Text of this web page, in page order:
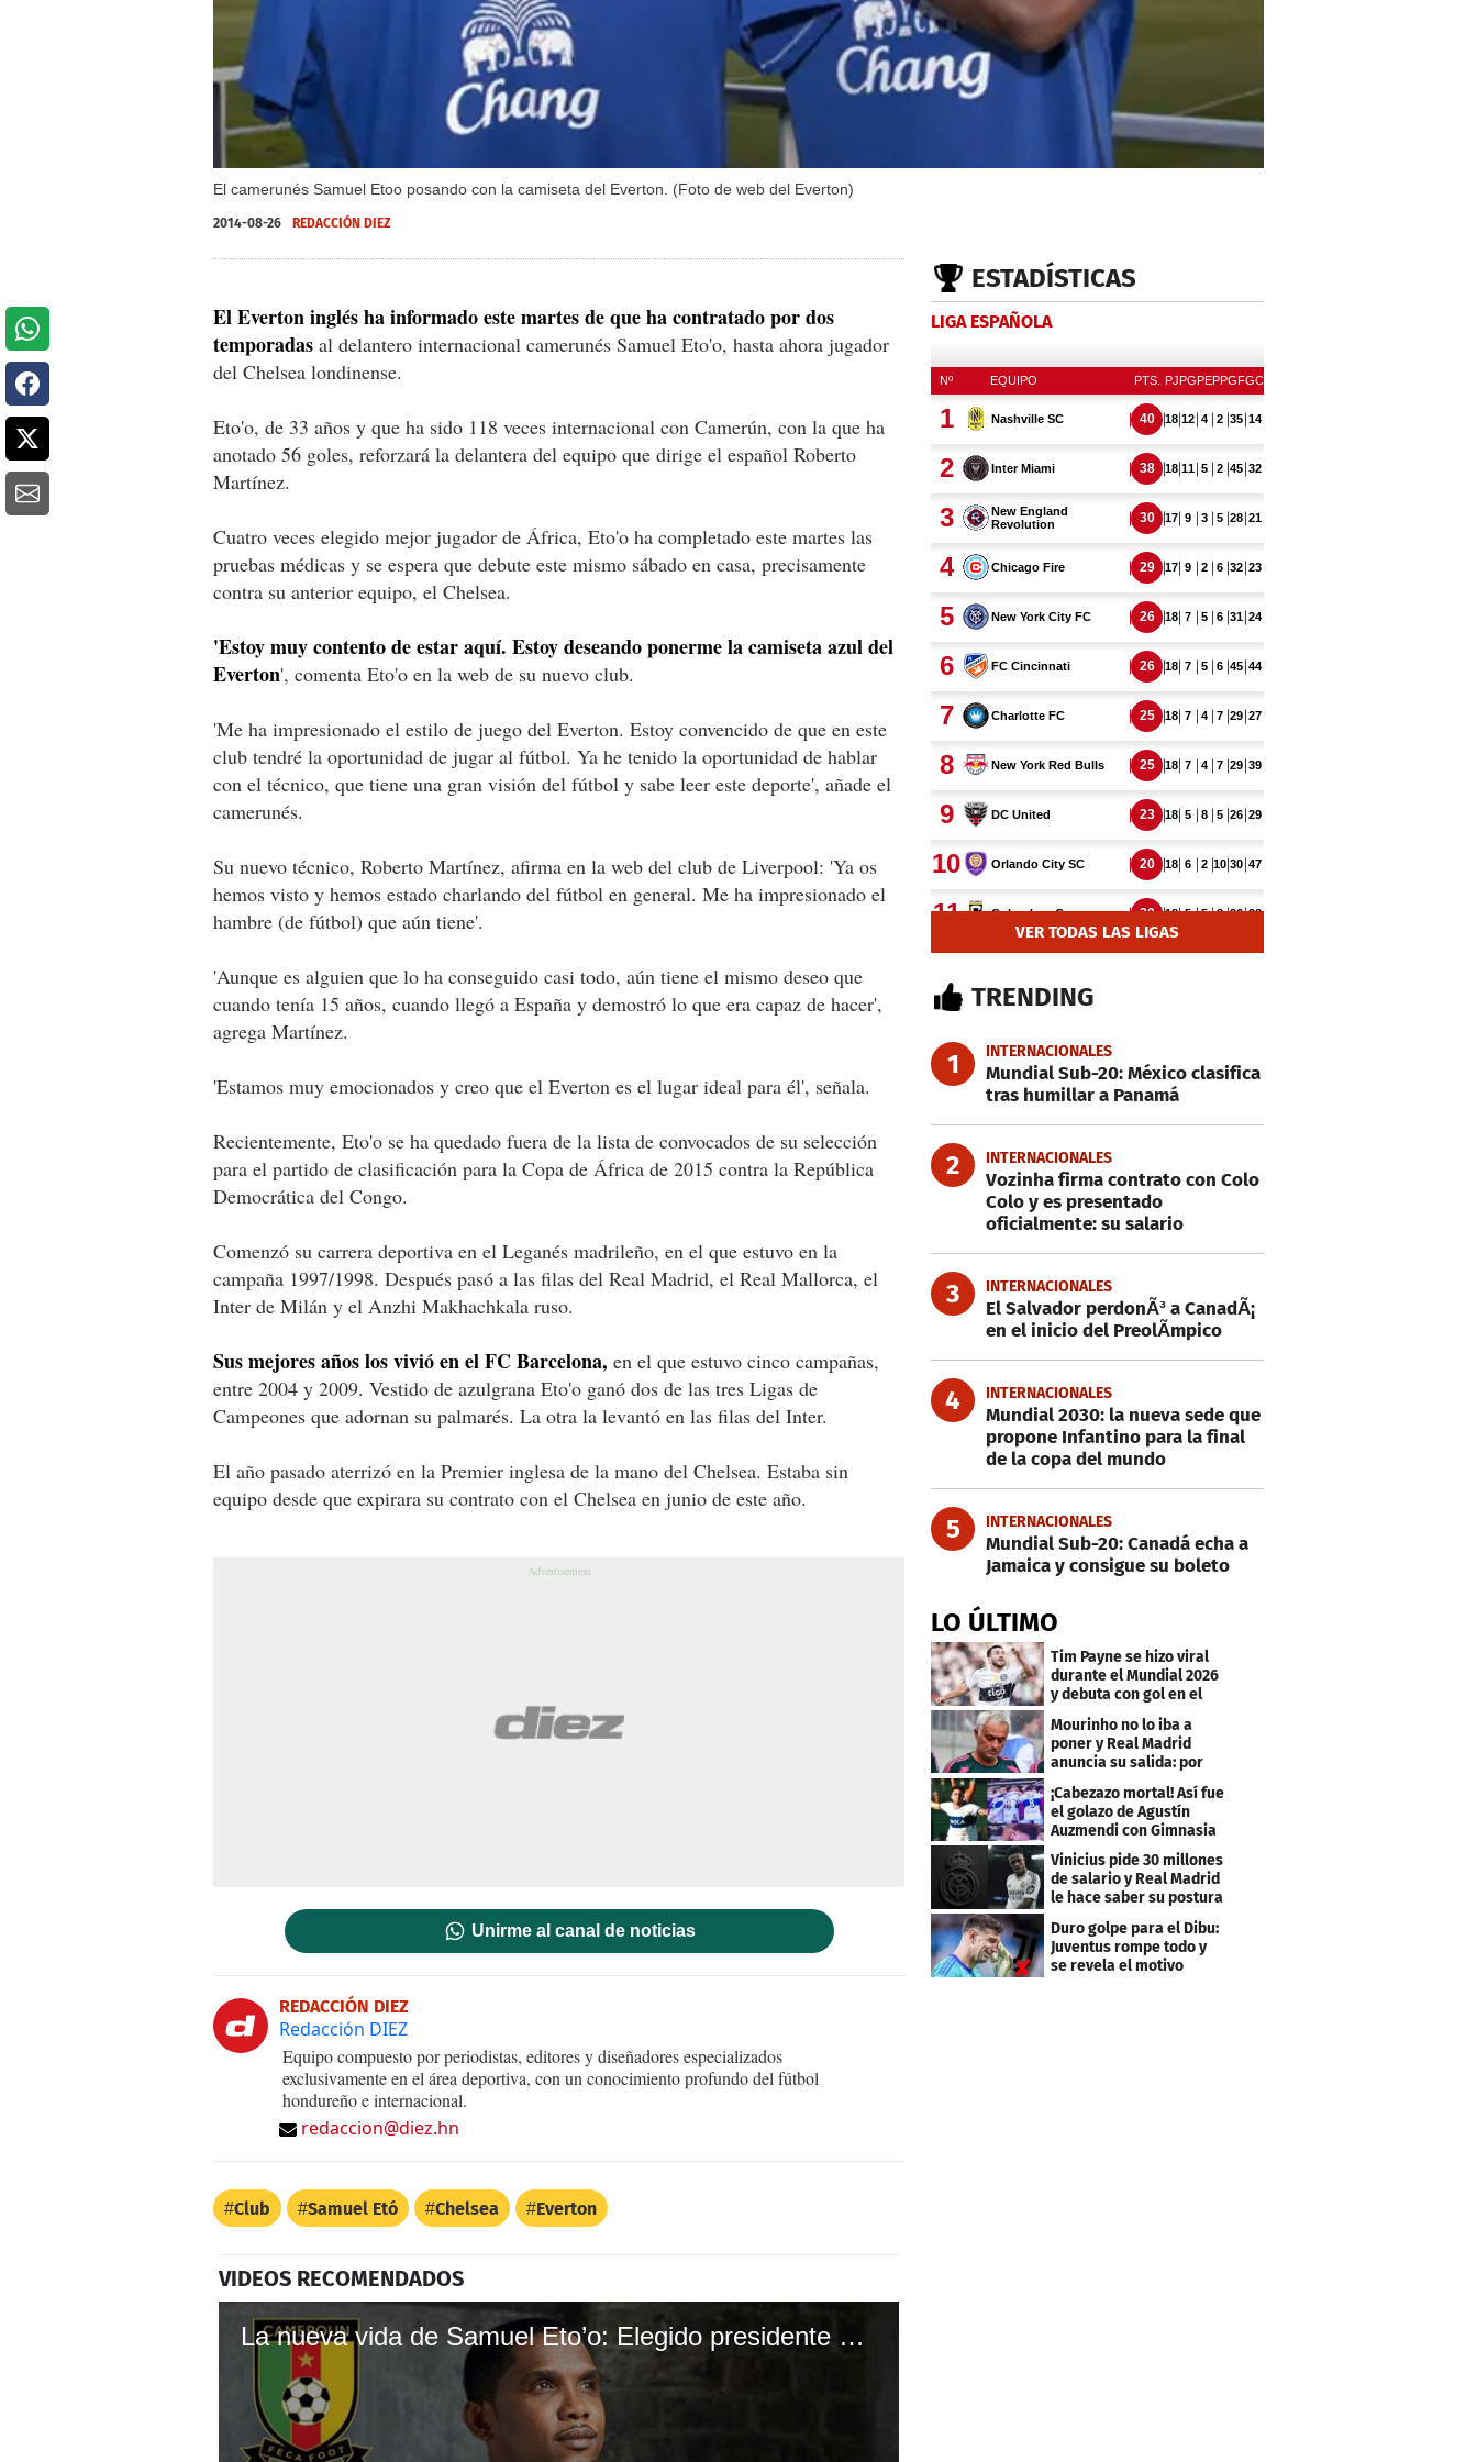
El camerunés Samuel Etoo posando con la camiseta del Everton. (Foto de web del Everton)
2014-08-26 REDACCIÓN DIEZ
El Everton inglés ha informado este martes de que ha contratado por dos
temporadas al delantero internacional camerunés Samuel Eto'o, hasta ahora jugador
del Chelsea londinense.
Eto'o, de 33 años y que ha sido 118 veces internacional con Camerún, con la que ha
anotado 56 goles, reforzará la delantera del equipo que dirige el español Roberto
Martínez.
Cuatro veces elegido mejor jugador de África, Eto'o ha completado este martes las
pruebas médicas y se espera que debute este mismo sábado en casa, precisamente
contra su anterior equipo, el Chelsea.
'Estoy muy contento de estar aquí. Estoy deseando ponerme la camiseta azul del
Everton', comenta Eto'o en la web de su nuevo club.
'Me ha impresionado el estilo de juego del Everton. Estoy convencido de que en este
club tendré la oportunidad de jugar al fútbol. Ya he tenido la oportunidad de hablar
con el técnico, que tiene una gran visión del fútbol y sabe leer este deporte', añade el
camerunés.
Su nuevo técnico, Roberto Martínez, afirma en la web del club de Liverpool: 'Ya os
hemos visto y hemos estado charlando del fútbol en general. Me ha impresionado el
hambre (de fútbol) que aún tiene'.
'Aunque es alguien que lo ha conseguido casi todo, aún tiene el mismo deseo que
cuando tenía 15 años, cuando llegó a España y demostró lo que era capaz de hacer',
agrega Martínez.
'Estamos muy emocionados y creo que el Everton es el lugar ideal para él', señala.
Recientemente, Eto'o se ha quedado fuera de la lista de convocados de su selección
para el partido de clasificación para la Copa de África de 2015 contra la República
Democrática del Congo.
Comenzó su carrera deportiva en el Leganés madrileño, en el que estuvo en la
campaña 1997/1998. Después pasó a las filas del Real Madrid, el Real Mallorca, el
Inter de Milán y el Anzhi Makhachkala ruso.
Sus mejores años los vivió en el FC Barcelona, en el que estuvo cinco campañas,
entre 2004 y 2009. Vestido de azulgrana Eto'o ganó dos de las tres Ligas de
Campeones que adornan su palmarés. La otra la levantó en las filas del Inter.
El año pasado aterrizó en la Premier inglesa de la mano del Chelsea. Estaba sin
equipo desde que expirara su contrato con el Chelsea en junio de este año.
Unirme al canal de noticias
REDACCIÓN DIEZ
Redacción DIEZ
Equipo compuesto por periodistas, editores y diseñadores especializados
exclusivamente en el área deportiva, con un conocimiento profundo del fútbol
hondureño e internacional.
redaccion@diez.hn
Club Samuel Etó Chelsea Everton
VIDEOS RECOMENDADOS
La nueva vida de Samuel Eto’o: Elegido presidente de la Federación Camerunesa de Fútbol
ESTADÍSTICAS
LIGA ESPAÑOLA
VER TODAS LAS LIGAS
TRENDING
1 INTERNACIONALES
Mundial Sub-20: México clasifica
tras humillar a Panamá
2 INTERNACIONALES
Vozinha firma contrato con Colo
Colo y es presentado
oficialmente: su salario
3 INTERNACIONALES
El Salvador perdonÃ³ a CanadÃ¡
en el inicio del PreolÃ­mpico
4 INTERNACIONALES
Mundial 2030: la nueva sede que
propone Infantino para la final
de la copa del mundo
5 INTERNACIONALES
Mundial Sub-20: Canadá echa a
Jamaica y consigue su boleto
LO ÚLTIMO
Tim Payne se hizo viral
durante el Mundial 2026
y debuta con gol en el
Olimpia
Mourinho no lo iba a
poner y Real Madrid
anuncia su salida: por
¡Cabezazo mortal! Así fue
el golazo de Agustín
Auzmendi con Gimnasia
Vinicius pide 30 millones
de salario y Real Madrid
le hace saber su postura
Duro golpe para el Dibu:
Juventus rompe todo y
se revela el motivo